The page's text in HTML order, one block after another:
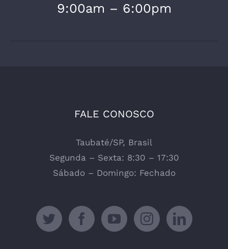
9:00am – 6:00pm
FALE CONOSCO
Taubaté/SP, Brasil
Segunda – Sexta: 8:30 – 17:30
Sábado – Domingo: Fechado